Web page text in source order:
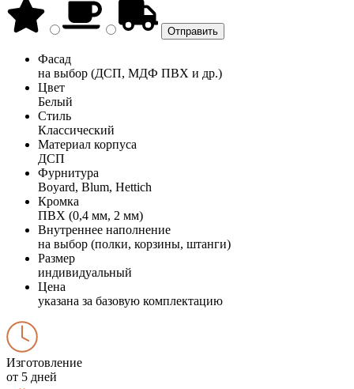
Фасад
на выбор (ДСП, МДФ ПВХ и др.)
Цвет
Белый
Стиль
Классический
Материал корпуса
ДСП
Фурнитура
Boyard, Blum, Hettich
Кромка
ПВХ (0,4 мм, 2 мм)
Внутреннее наполнение
на выбор (полки, корзины, штанги)
Размер
индивидуальный
Цена
указана за базовую комплектацию
Изготовление
от 5 дней